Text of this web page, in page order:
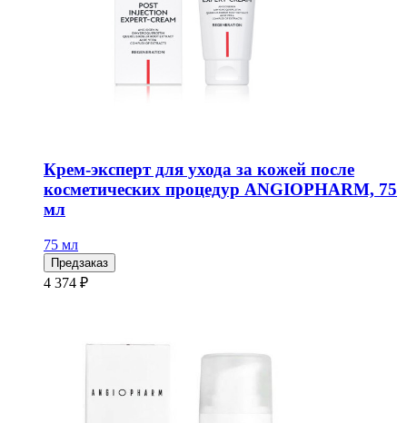
Крем-эксперт для ухода за кожей после
косметических процедур ANGIOPHARM, 75
мл
75 мл
Предзаказ
4 374 ₽